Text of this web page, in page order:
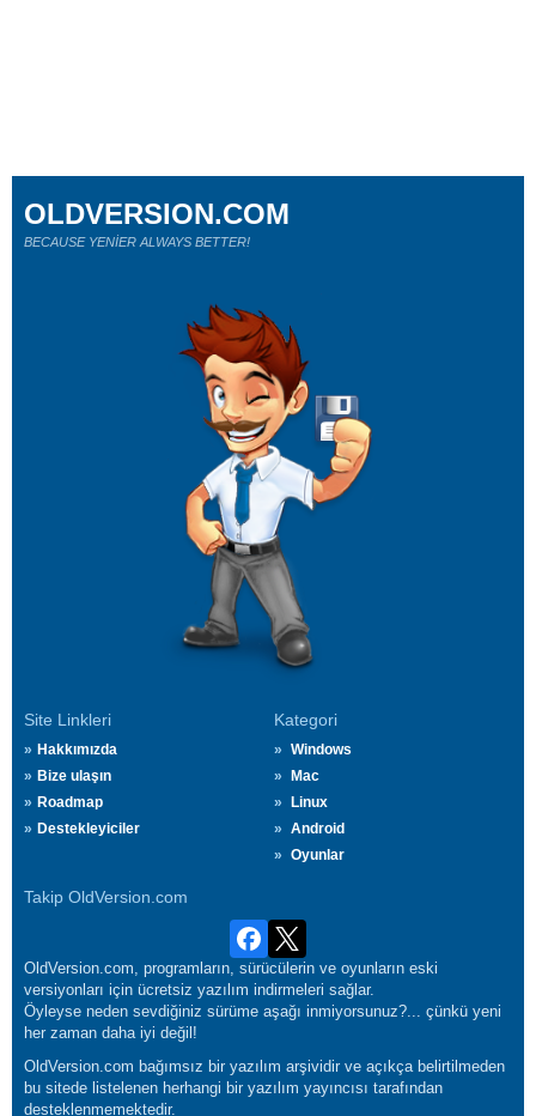
Site Linkleri
Hakkımızda
Bize ulaşın
Roadmap
Destekleyiciler
Kategori
Windows
Mac
Linux
Android
Oyunlar
Takip OldVersion.com
OLDVERSION.COM
BECAUSE YENİER ALWAYS BETTER!
OldVersion.com, programların, sürücülerin ve oyunların eski
versiyonları için ücretsiz yazılım indirmeleri sağlar.
Öyleyse neden sevdiğiniz sürüme aşağı inmiyorsunuz?... çünkü yeni
her zaman daha iyi değil!
OldVersion.com bağımsız bir yazılım arşividir ve açıkça belirtilmeden
bu sitede listelenen herhangi bir yazılım yayıncısı tarafından
desteklenmemektedir.